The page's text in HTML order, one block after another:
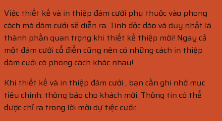
Việc thiết kế và in thiệp đám cưới phụ thuộc vào phong
cách mà đám cưới sẽ diễn ra. Tính độc đáo và duy nhất là
thành phần quan trọng khi thiết kế thiệp mời! Ngay cả
một đám cưới cổ điển cũng nên có những cách in thiệp
đám cưới có phong cách khác nhau!
Khi thiết kế và in thiệp đám cưới , bạn cần ghi nhớ mục
tiêu chính: thông báo cho khách mời. Thông tin có thể
được chỉ ra trong lời mời dự tiệc cưới: